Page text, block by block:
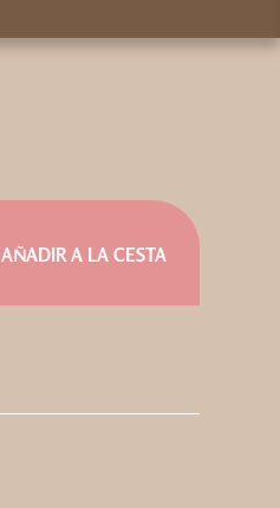
AÑADIR A LA CESTA